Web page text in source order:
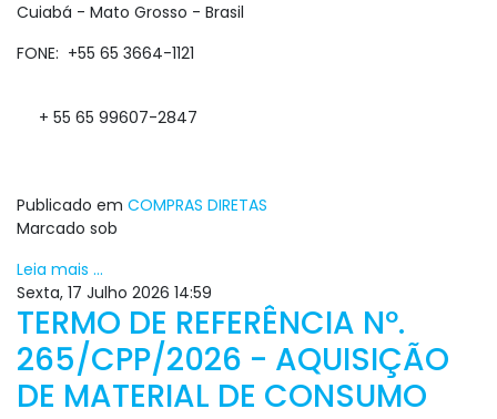
Cuiabá - Mato Grosso - Brasil
FONE: +55 65 3664-1121
+ 55 65 99607-2847
Publicado em COMPRAS DIRETAS
Marcado sob
Leia mais ...
Sexta, 17 Julho 2026 14:59
TERMO DE REFERÊNCIA Nº.
265/CPP/2026 - AQUISIÇÃO
DE MATERIAL DE CONSUMO